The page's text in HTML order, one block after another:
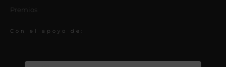
Premios
Con el apoyo de: